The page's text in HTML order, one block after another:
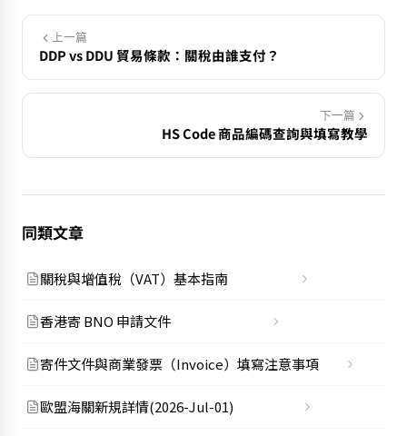
上一篇
DDP vs DDU 貿易條款：關稅由誰支付？
下一篇
HS Code 商品編碼查詢與填寫教學
同類文章
關稅與增值稅（VAT）基本指南
香港寄 BNO 申請文件
寄件文件與商業發票（Invoice）填寫注意事項
歐盟海關新規詳情(2026-Jul-01)